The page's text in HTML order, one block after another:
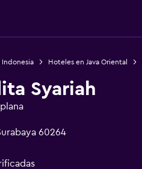
Hoteles en Java Oriental
Syariah
60264